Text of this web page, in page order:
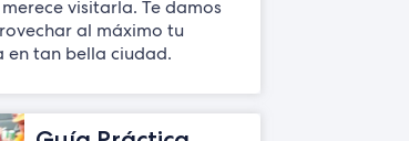
visitarla. Te damos
al máximo tu
en tan bella ciudad.